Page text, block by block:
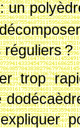
: un
réguliers?
trop